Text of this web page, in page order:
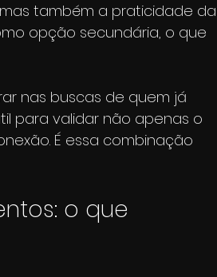
também a praticidade da
opção secundária, o que
nas buscas de quem já
para validar não apenas o
É essa combinação
o que